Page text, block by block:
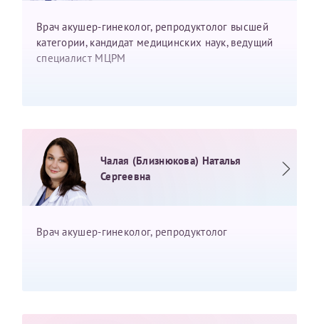
Врач акушер-гинеколог, репродуктолог высшей
категории, кандидат медицинских наук, ведущий
специалист МЦРМ
Чалая (Близнюкова) Наталья
Сергеевна
Врач акушер-гинеколог, репродуктолог